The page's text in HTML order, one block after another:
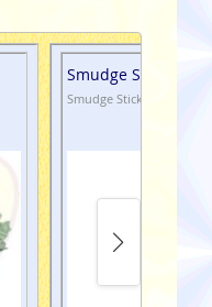
Smudge Stick
Smudge Stick · Flora